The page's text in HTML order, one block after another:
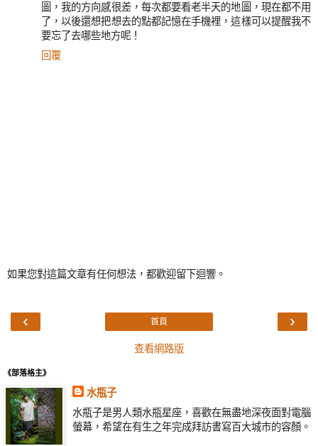
圖，我的方向感很差，每次都要看老半天的地圖，現在都不用
了，以後還想把想去的點都記憶在手機裡，這樣可以提醒我不
要忘了去哪些地方呢！
回覆
如果您對這篇文章有任何想法，都歡迎留下迴響。
‹ ›
首頁
查看網路版
《部落格主》
水瓶子
水瓶子是男人類水瓶星座，喜歡在無盡地深夜面對電腦
螢幕，希望在有生之年完成拜訪書寫百大城市的容顏。